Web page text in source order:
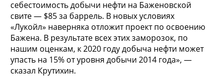
себестоимость добычи нефти на Баженовской
свите — $85 за баррель. В новых условиях
«Лукойл» наверняка отложит проект по освоению
Бажена. В результате всех этих заморозок, по
нашим оценкам, к 2020 году добыча нефти может
упасть на 15% от уровня добычи 2014 года», —
сказал Крутихин.